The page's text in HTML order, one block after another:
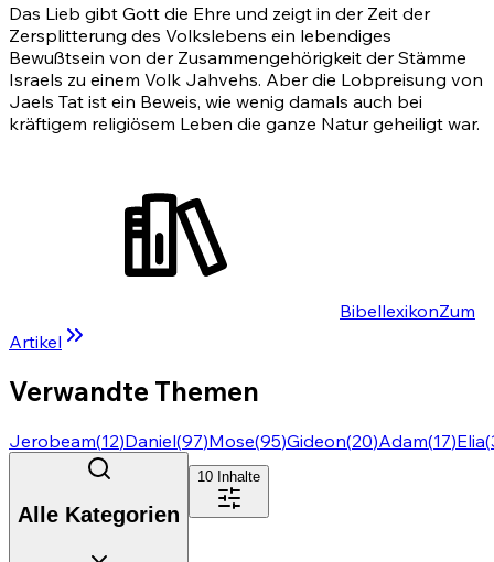
Das Lieb gibt Gott die Ehre und zeigt in der Zeit der
Zersplitterung des Volkslebens ein lebendiges
Bewußtsein von der Zusammengehörigkeit der Stämme
Israels zu einem Volk Jahvehs. Aber die Lobpreisung von
Jaels Tat ist ein Beweis, wie wenig damals auch bei
kräftigem religiösem Leben die ganze Natur geheiligt war.
BibellexikonZum
Artikel
Verwandte Themen
Jerobeam(12)Daniel(97)Mose(95)Gideon(20)Adam(17)Elia(
Alle Kategorien
10 Inhalte